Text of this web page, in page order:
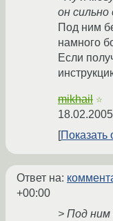
он
Под ним
намного
Если
mikhail ☆
Показать
Ответ на:
+00:00
> Под ним